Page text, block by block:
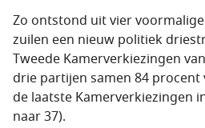
Zo ontstond uit vier
zuilen een nieuw politiek
Tweede Kamerverkiezingen
drie partijen samen 84 procent
de laatste Kamerverkiezingen
naar 37).